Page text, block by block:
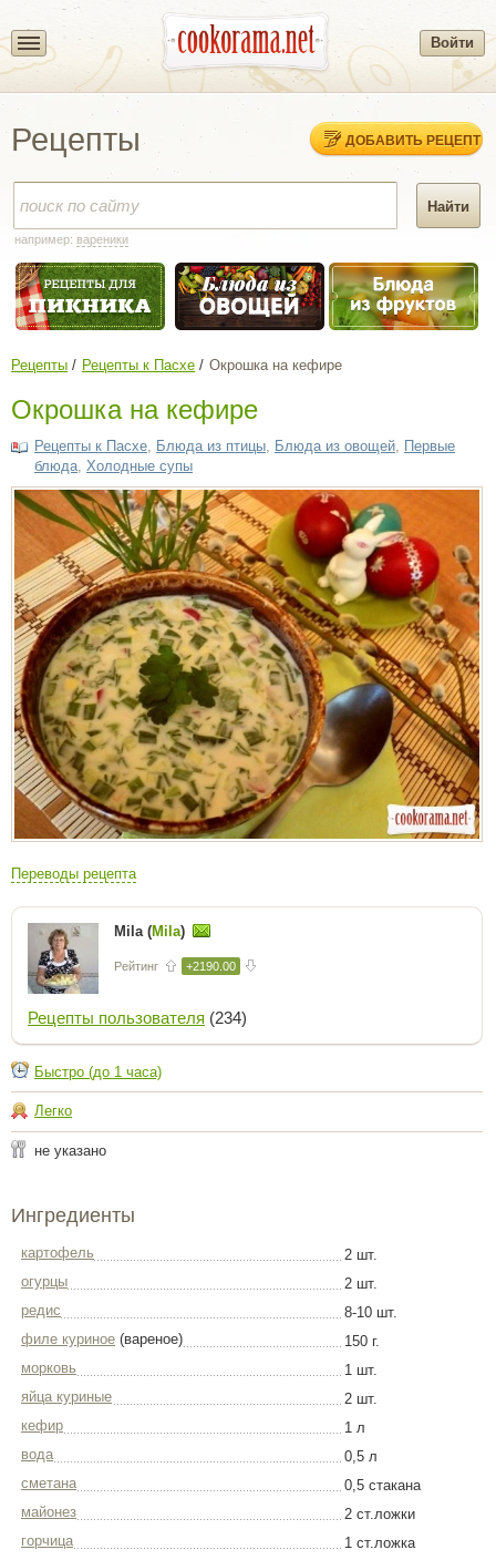
Войти
Рецепты ДОБАВИТЬ РЕЦЕПТ
например: вареники
Рецепты Рецепты к Пасхе Окрошка на кефире
Окрошка на кефире
Рецепты к Пасхе Блюда из птицы Блюда из овощей Первые
блюда Холодные супы
Переводы рецепта
Mila (Mila)
Рейтинг +2190.00
Рецепты пользователя (234)
Быстро (до 1 часа)
Легко
не указано
Ингредиенты
картофель
2 шт.
огурцы
2 шт.
редис
8-10 шт.
филе куриное (вареное)
150 г.
морковь
1 шт.
яйца куриные
2 шт.
кефир
1 л
вода
0,5 л
сметана
0,5 стакана
майонез
2 ст.ложки
горчица
1 ст.ложка